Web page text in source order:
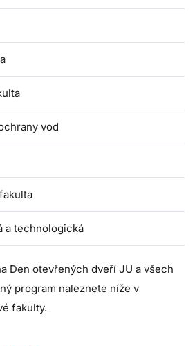
vod
a technologická
Den otevřených dveří JU a všech
program naleznete níže v
fakulty.